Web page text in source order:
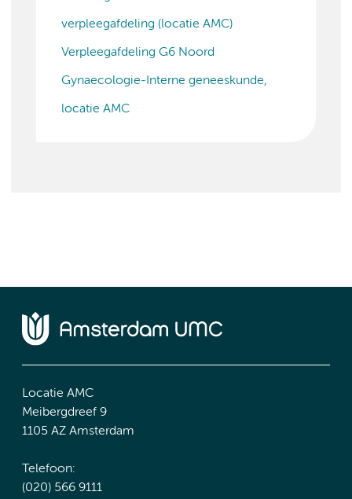
verpleegafdeling (locatie AMC)
Verpleegafdeling G6 Noord
Gynaecologie-Interne geneeskunde,
locatie AMC
Locatie AMC
Meibergdreef 9
1105 AZ Amsterdam
Telefoon:
(020) 566 9111